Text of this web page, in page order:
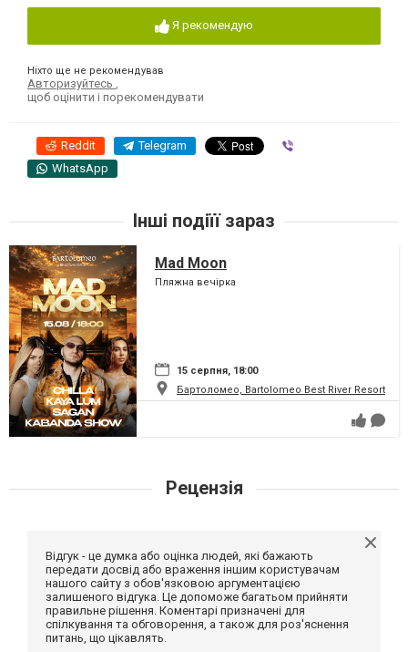
Я рекомендую
Ніхто ще не рекомендував
Авторизуйтесь
щоб оцінити і порекомендувати
Reddit Telegram
WhatsApp
Інші подіїї зараз
Mad Moon
Пляжна вечірка
15 серпня, 18:00
Бартоломео, Bartolomeo Best River Resort
Рецензія
Відгук - це думка або оцінка людей, які бажають
передати досвід або враження іншим користувачам
нашого сайту з обов'язковою аргументацією
залишеного відгука. Це допоможе багатьом прийняти
правильне рішення. Коментарі призначені для
спілкування та обговорення, а також для роз'яснення
питань, що цікавлять.